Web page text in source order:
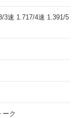
3速 1.717/4速 1.391/5
ーク